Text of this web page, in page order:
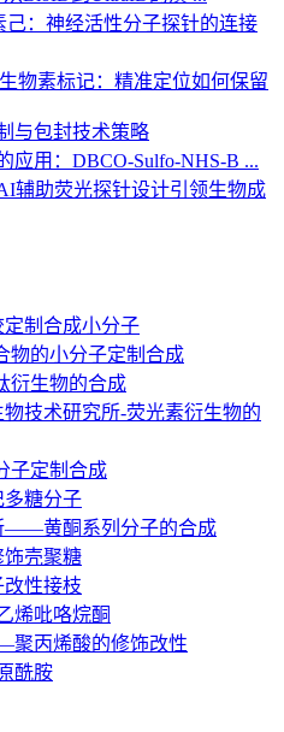
己：神经活性分子探针的连接
物素标记：精准定位如何保留
与包封技术策略
应用：DBCO-Sulfo-NHS-B ...
辅助荧光探针设计引领生物成
制合成小分子
物的小分子定制合成
衍生物的合成
技术研究所-荧光素衍生物的
子定制合成
糖分子
——黄酮系列分子的合成
壳聚糖
性接枝
烯吡咯烷酮
丙烯酸的修饰改性
酰胺